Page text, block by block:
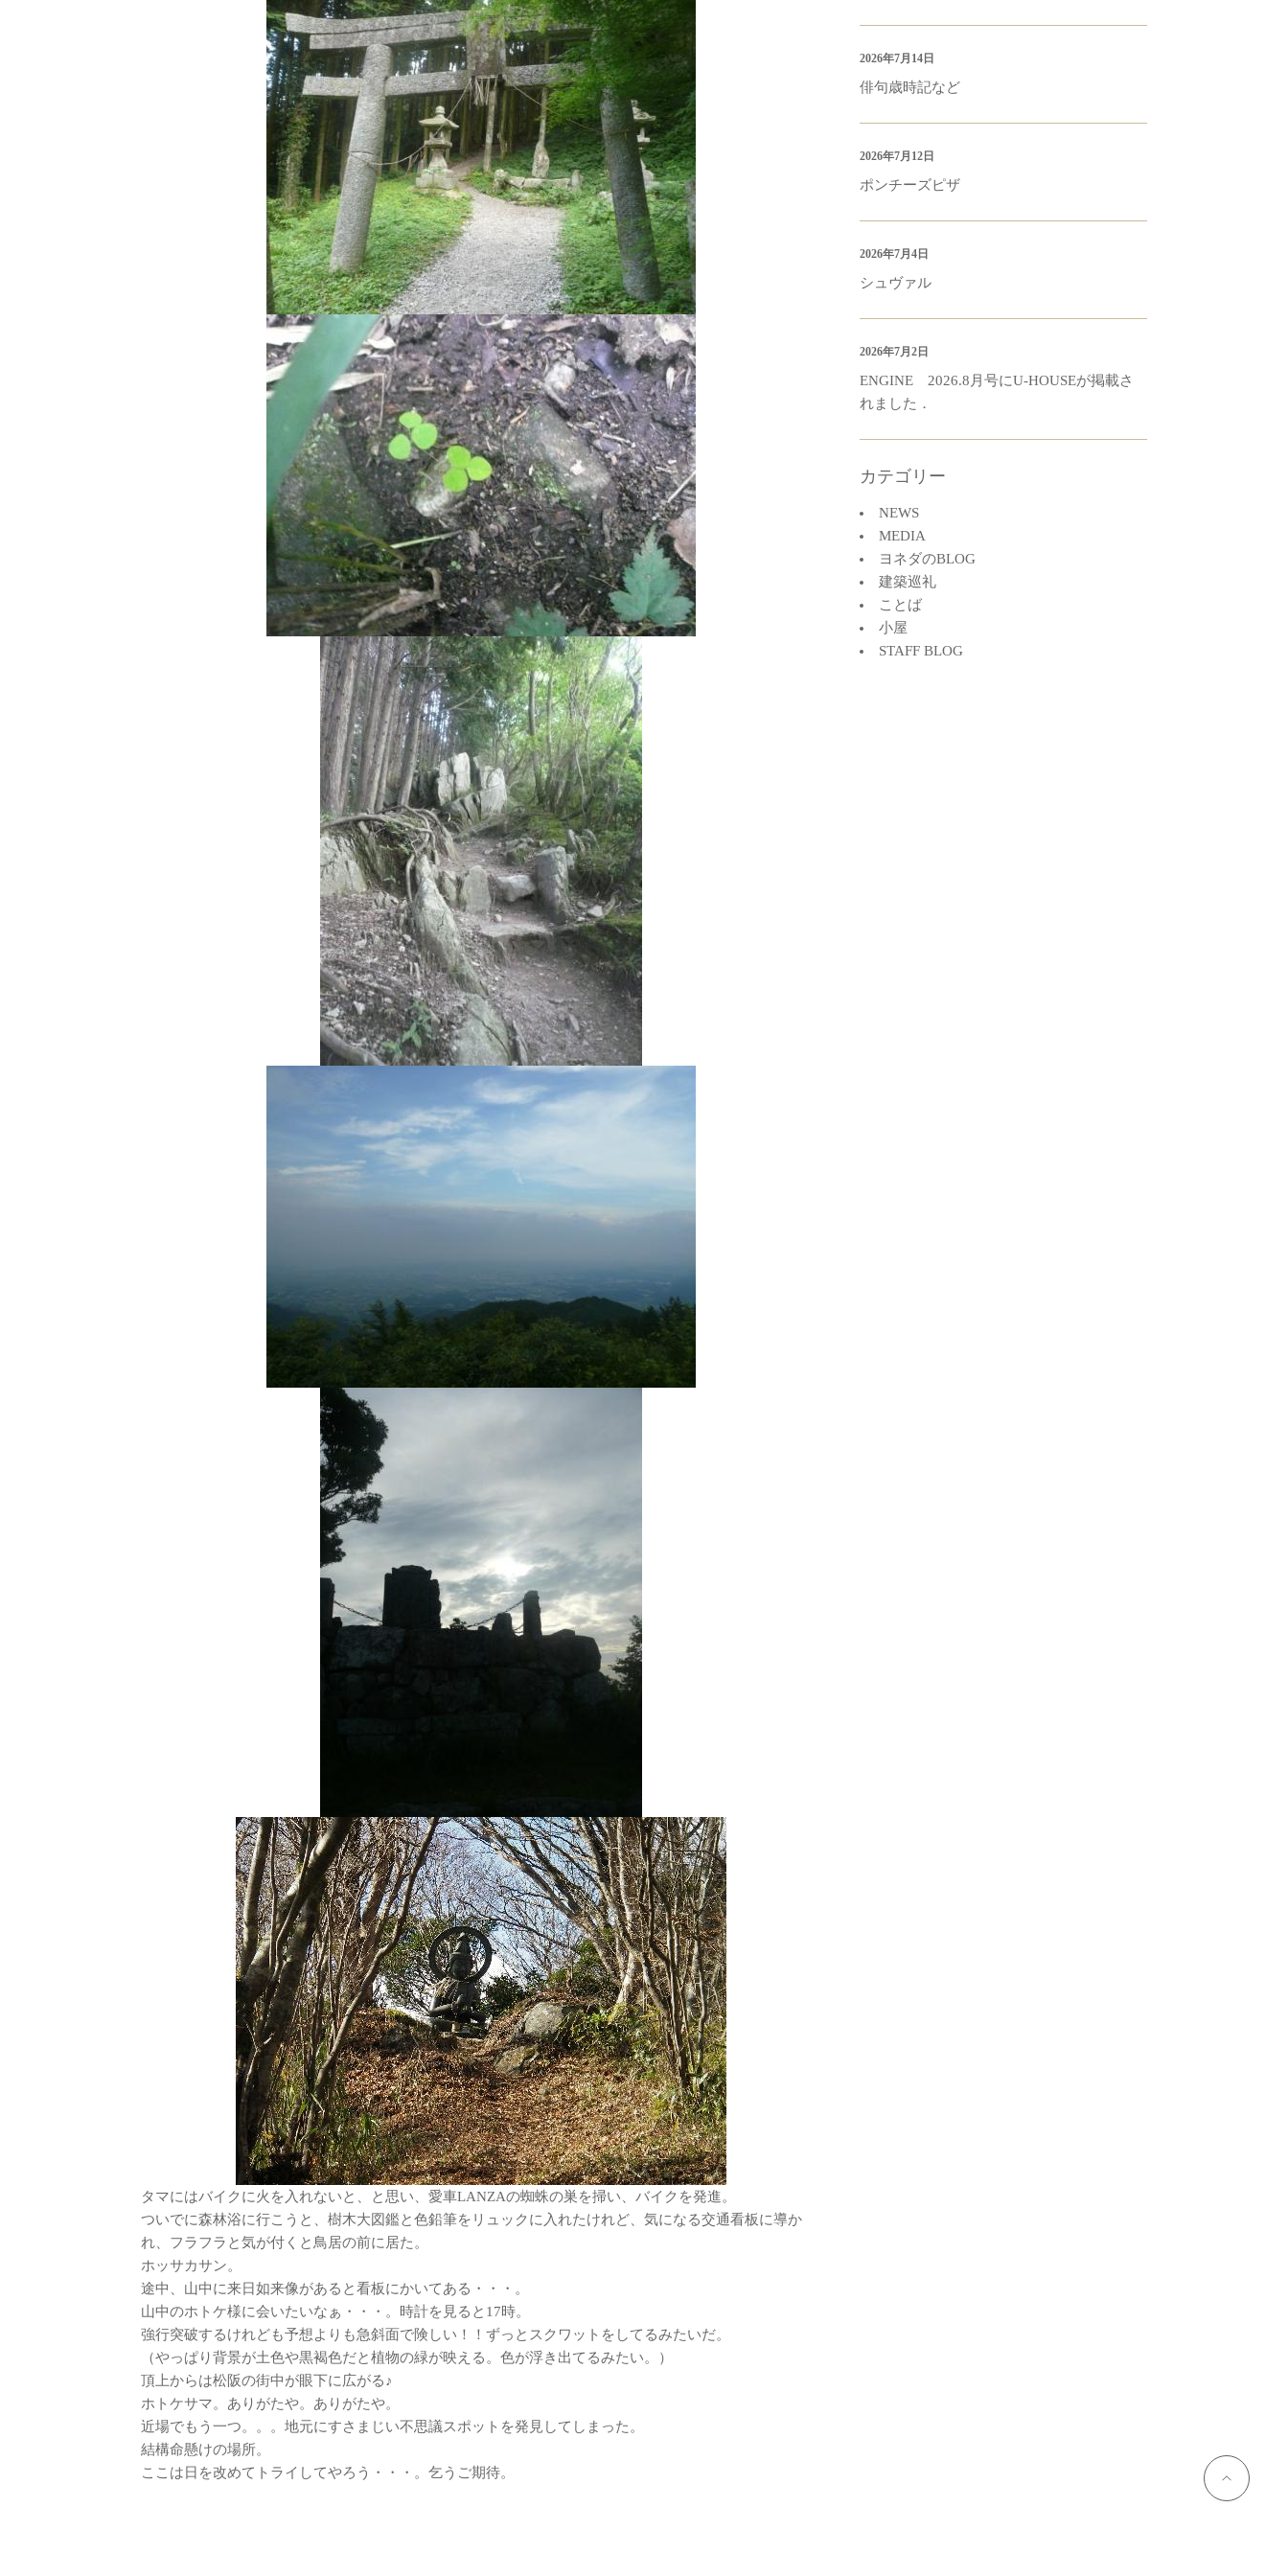
タマにはバイクに火を入れないと、と思い、愛車LANZAの蜘蛛の巣を掃い、バイクを発進。
ついでに森林浴に行こうと、樹木大図鑑と色鉛筆をリュックに入れたけれど、気になる交通看板に導か
れ、フラフラと気が付くと鳥居の前に居た。
ホッサカサン。
途中、山中に来日如来像があると看板にかいてある・・・。
山中のホトケ様に会いたいなぁ・・・。時計を見ると17時。
強行突破するけれども予想よりも急斜面で険しい！！ずっとスクワットをしてるみたいだ。
（やっぱり背景が土色や黒褐色だと植物の緑が映える。色が浮き出てるみたい。）
頂上からは松阪の街中が眼下に広がる♪
ホトケサマ。ありがたや。ありがたや。
近場でもう一つ。。。地元にすさまじい不思議スポットを発見してしまった。
結構命懸けの場所。
ここは日を改めてトライしてやろう・・・。乞うご期待。
俳句歳時記など
2026年7月14日
ポンチーズピザ
2026年7月12日
シュヴァル
2026年7月4日
ENGINE 2026.8月号にU-HOUSEが掲載さ
れました．
2026年7月2日
カテゴリー
NEWS
MEDIA
ヨネダのBLOG
建築巡礼
ことば
小屋
STAFF BLOG